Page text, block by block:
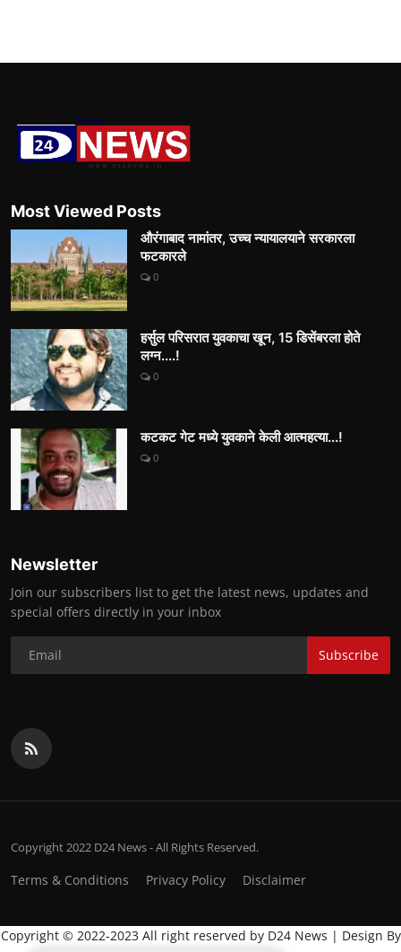
Most Viewed Posts
औरंगाबाद नामांतर, उच्च न्यायालयाने सरकारला
फटकारले
0
हर्सुल परिसरात युवकाचा खून, 15 डिसेंबरला होते
लग्न....!
0
कटकट गेट मध्ये युवकाने केली आत्महत्या...!
0
Newsletter
Join our subscribers list to get the latest news, updates and
special offers directly in your inbox
Subscribe
Copyright 2022 D24 News - All Rights Reserved.
Terms & Conditions Privacy Policy Disclaimer
Copyright © 2022-2023 All right reserved by D24 News | Design By